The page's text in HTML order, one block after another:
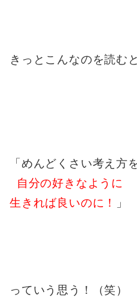
きっとこんなのを読むと
「めんどくさい考え方
自分の好きなように
生きれば良いのに！
」
っていう思う！（笑）